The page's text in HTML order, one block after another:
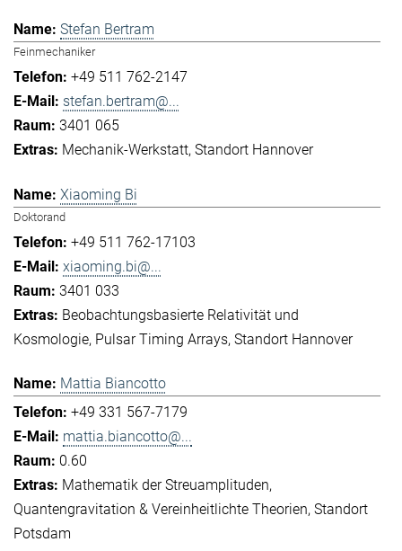
Stefan Bertram
Feinmechaniker
+49 511 762-2147
stefan.bertram@...
3401 065
Mechanik-Werkstatt Standort Hannover
Xiaoming Bi
Doktorand
+49 511 762-17103
xiaoming.bi@...
3401 033
Beobachtungsbasierte Relativität und
Kosmologie Pulsar Timing Arrays Standort Hannover
Mattia Biancotto
+49 331 567-7179
mattia.biancotto@...
0.60
Mathematik der Streuamplituden
Quantengravitation & Vereinheitlichte Theorien Standort
Potsdam